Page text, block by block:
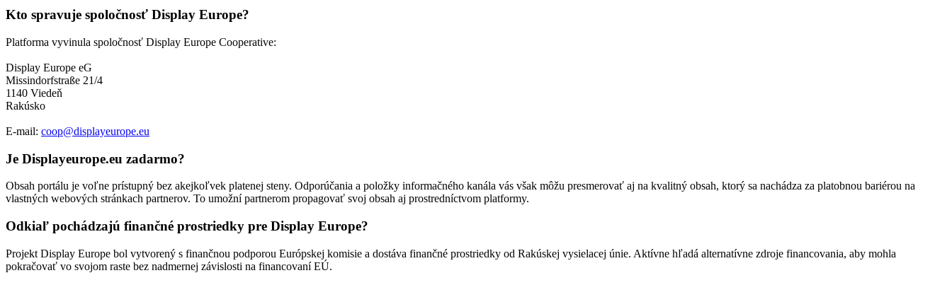
Kto spravuje spoločnosť Display Europe?
Platforma vyvinula spoločnosť Display Europe Cooperative:
Display Europe eG
Missindorfstraße 21/4
1140 Viedeň
Rakúsko
E-mail: coop@displayeurope.eu
Je Displayeurope.eu zadarmo?
Obsah portálu je voľne prístupný bez akejkoľvek platenej steny. Odporúčania a položky informačného kanála vás však môžu presmerovať aj na kvalitný obsah, ktorý sa nachádza za platobnou bariérou na
vlastných webových stránkach partnerov. To umožní partnerom propagovať svoj obsah aj prostredníctvom platformy.
Odkiaľ pochádzajú finančné prostriedky pre Display Europe?
Projekt Display Europe bol vytvorený s finančnou podporou Európskej komisie a dostáva finančné prostriedky od Rakúskej vysielacej únie. Aktívne hľadá alternatívne zdroje financovania, aby mohla
pokračovať vo svojom raste bez nadmernej závislosti na financovaní EÚ.